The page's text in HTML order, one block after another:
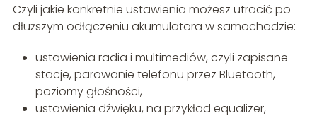
Czyli jakie konkretnie ustawienia możesz utracić po
dłuższym odłączeniu akumulatora w samochodzie:
ustawienia radia i multimediów, czyli zapisane
stacje, parowanie telefonu przez Bluetooth,
poziomy głośności,
ustawienia dźwięku, na przykład equalizer,